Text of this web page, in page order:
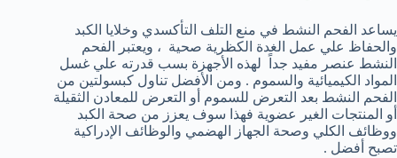
يساعد الفحم النشط في منع التلف التأكسدي وخلايا الكبد
والحفاظ علي عمل الغدة الكظرية صحية ، ويعتبر الفحم
النشط عنصر مفيد جداً لهذه الأجهزة بسب قدرته علي غسل
المواد الكيميائية والسموم . ومن الأفضل تناول كبسولتين من
الفحم النشط بعد التعرض للسموم أو التعرض للمعادن الثقيلة
أو المنتجات الغير عضوية فهذا سوف يعزز من صحة الكبد
ووظائف الكلي وصحة الجهاز الهضمي والوظائف الإدراكية
تصبح أفضل .